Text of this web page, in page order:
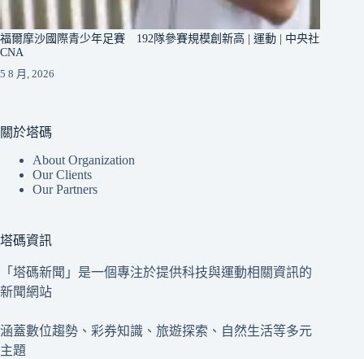
福爾摩沙國際青少年足賽 192隊參賽規模創新高 | 運動 | 中央社
CNA
5 8 月, 2026
關於塔碼
About Organization
Our Clients
Our Partners
塔碼資訊
「塔碼新聞」是一個專注於提供科技與運動相關資訊的
新聞網站
涵蓋數位趨勢、彩券知識、旅遊探索、自然生活等多元
主題